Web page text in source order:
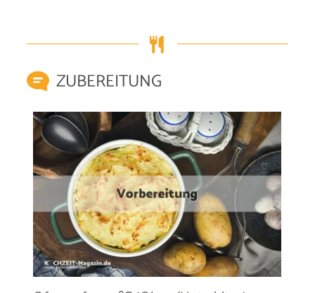
ZUBEREITUNG